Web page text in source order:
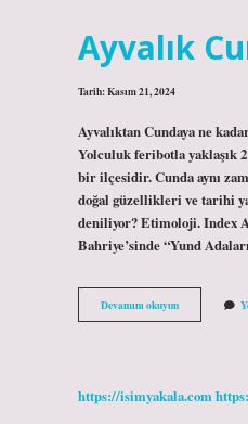
Ayvalık
Tarih: Kasım 21, 2024
Ayvalıktan Cundaya ne
Yolculuk feribotla yaklaşık
bir ilçesidir. Cunda aynı
doğal güzellikleri ve tarihi
deniliyor? Etimoloji. Index
Bahriye’sinde “Yund
Devamını okuyunAyvalık
Cunda
https://isimyakala.com